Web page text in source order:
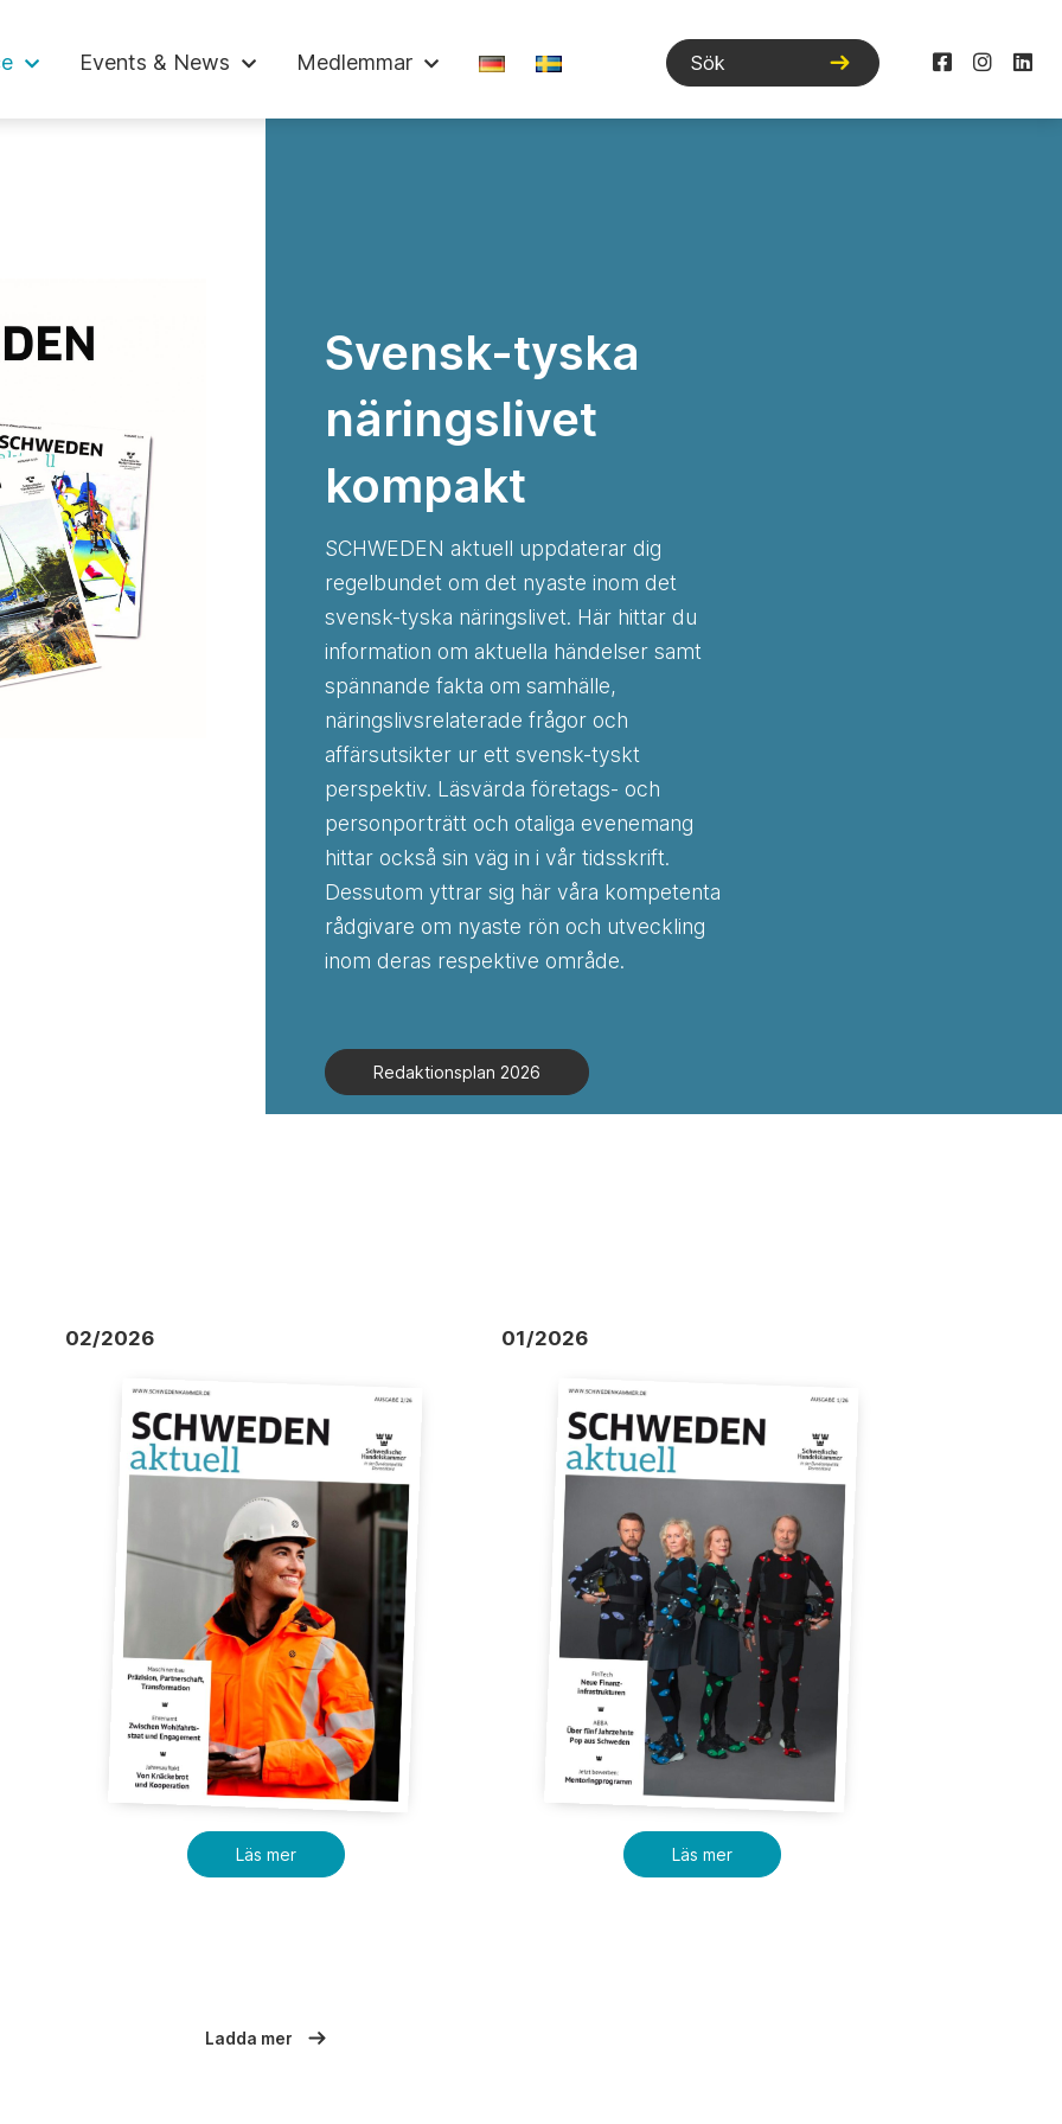
Events & News Medlemmar
Svensk-tyska
näringslivet
kompakt
SCHWEDEN aktuell uppdaterar dig
regelbundet om det nyaste inom det
svensk-tyska näringslivet. Här hittar du
information om aktuella händelser samt
spännande fakta om samhälle,
näringslivsrelaterade frågor och
affärsutsikter ur ett svensk-tyskt
perspektiv. Läsvärda företags- och
personporträtt och otaliga evenemang
hittar också sin väg in i vår tidsskrift.
Dessutom yttrar sig här våra kompetenta
rådgivare om nyaste rön och utveckling
inom deras respektive område.
Redaktionsplan 2026
02/2026
Läs mer
01/2026
Läs mer
Ladda mer